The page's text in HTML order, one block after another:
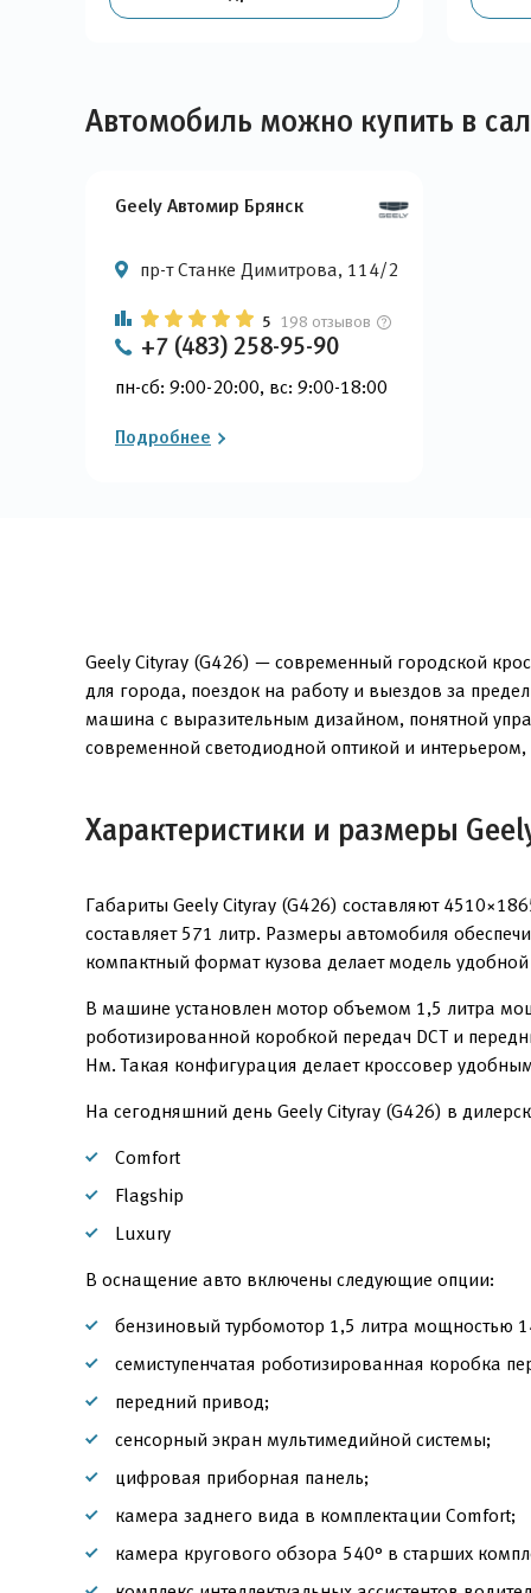
Автомобиль можно купить в
Geely Автомир Брянск
пр-т Станке Димитрова, 114/2
5 198 отзывов
+7 (483) 258-95-90
пн-сб: 9:00-20:00, вс: 9:00-18:00
Подробнее
Geely Cityray (G426) — современный городской
для города, поездок на работу и выездов за
машина с выразительным дизайном, понятной
современной светодиодной оптикой и
Характеристики и размеры
Габариты Geely Cityray (G426) составляют
составляет 571 литр. Размеры автомобиля
компактный формат кузова делает модель
В машине установлен мотор объемом 1,5 литра
роботизированной коробкой передач DCT и
Нм. Такая конфигурация делает кроссовер
На сегодняшний день Geely Cityray (G426) в
Comfort
Flagship
Luxury
В оснащение авто включены следующие опции:
бензиновый турбомотор 1,5 литра мощностью
семиступенчатая роботизированная коробка
передний привод;
сенсорный экран мультимедийной системы;
цифровая приборная панель;
камера заднего вида в комплектации Comfort;
камера кругового обзора 540° в старших